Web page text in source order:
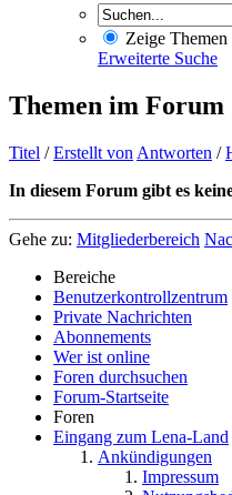
Zeige Themen
Erweiterte Suche
Themen im Forum
Titel /Erstellt von Antworten /
In diesem Forum gibt es
Gehe zu: Mitgliederbereich
Bereiche
Benutzerkontrollzentrum
Private Nachrichten
Abonnements
Wer ist online
Foren durchsuchen
Forum-Startseite
Foren
Eingang zum Lena-Land
Ankündigungen
Impressum